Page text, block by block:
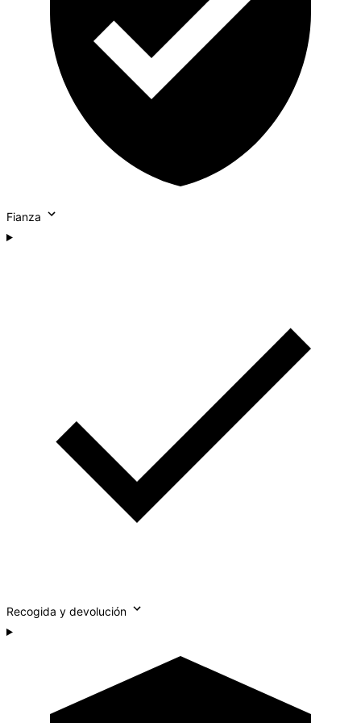
Fianza
Recogida y devolución